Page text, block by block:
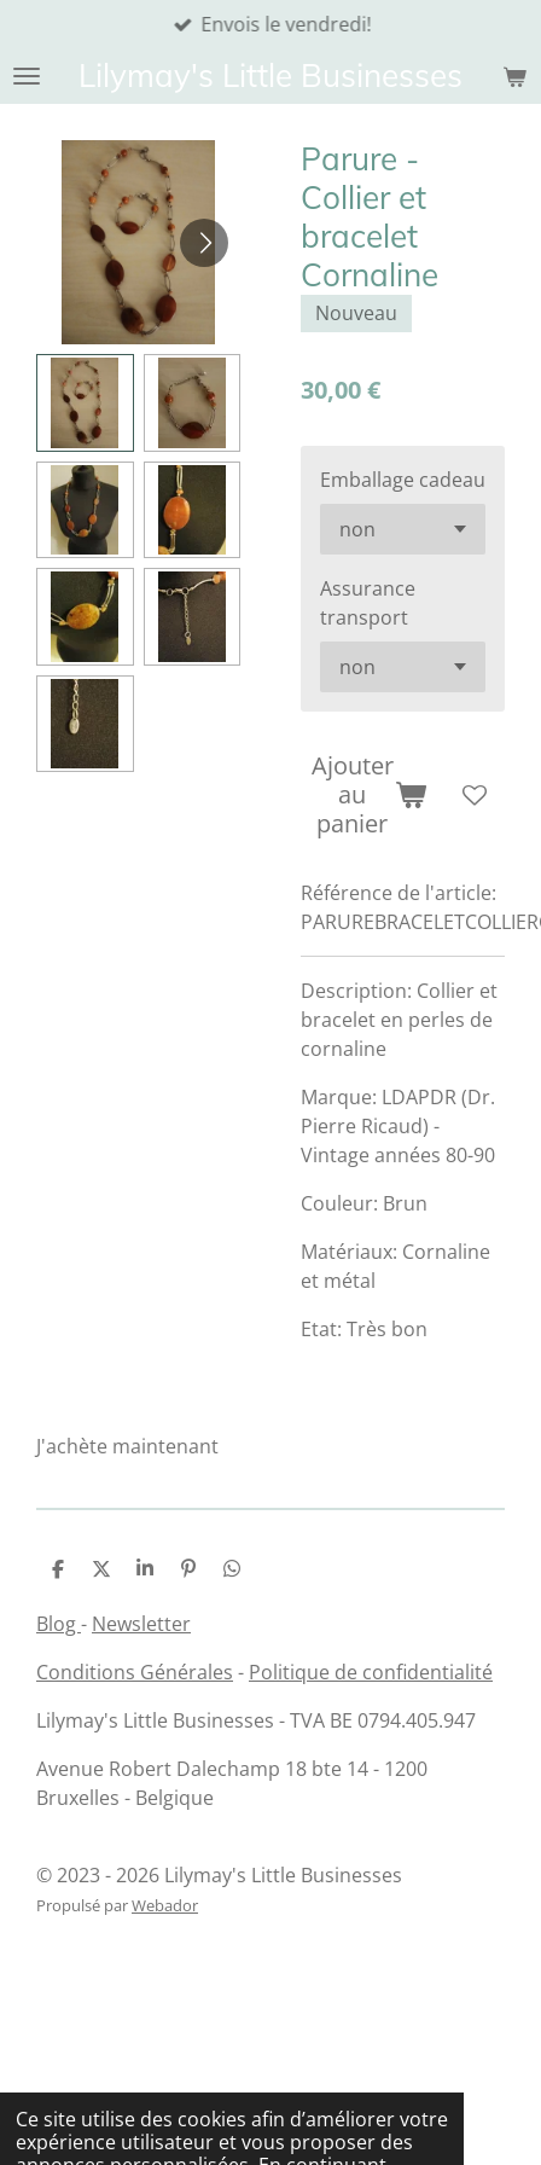
Ce site utilise des cookies afin d’améliorer votre
expérience utilisateur et vous proposer des
contenuLilymay's Little Businesses
Envois le vendredi!
Parure -
Collier et
bracelet
Cornaline
Nouveau
30,00 €
Emballage cadeau
Assurance
transport
Ajouter
au
panier
Référence de l'article:
Description: Collier et
bracelet en perles de
cornaline
Marque: LDAPDR (Dr.
Pierre Ricaud) -
Vintage années 80-90
Couleur: Brun
Matériaux: Cornaline
et métal
Etat: Très bon
J'achète maintenant
P
t
g
P
r
t
g
r
P
r
t
g
r
É
n
l
P
g
Blog- Newsletter
Conditions Générales - Politique de confidentialité
Lilymay's Little Businesses - TVA BE 0794.405.947
Avenue Robert Dalechamp 18 bte 14 - 1200
Bruxelles - Belgique
© 2023 - 2026 Lilymay's Little Businesses
Propulsé parWebador